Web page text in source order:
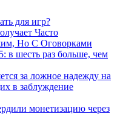
для игр?
Часто
Но С Оговорками
в шесть раз больше, чем
за ложное надежду на
в заблуждение
монетизацию через